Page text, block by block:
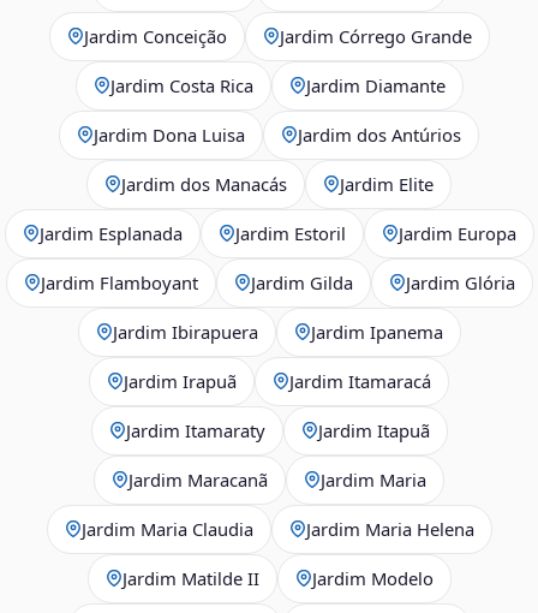
Jardim Conceição Jardim Córrego Grande
Jardim Costa Rica Jardim Diamante
Jardim Dona Luisa Jardim dos Antúrios
Jardim dos Manacás Jardim Elite
Jardim Esplanada Jardim Estoril Jardim Europa
Jardim Flamboyant Jardim Gilda Jardim Glória
Jardim Ibirapuera Jardim Ipanema
Jardim Irapuã Jardim Itamaracá
Jardim Itamaraty Jardim Itapuã
Jardim Maracanã Jardim Maria
Jardim Maria Claudia Jardim Maria Helena
Jardim Matilde II Jardim Modelo